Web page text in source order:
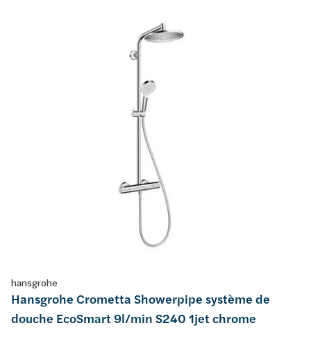
hansgrohe
Hansgrohe Crometta Showerpipe système de
douche EcoSmart 9l/min S240 1jet chrome